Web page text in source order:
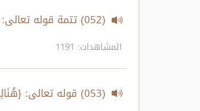
(052) تتمة قوله تعالى: {فَتَقَبَّلَهَا رَبُّهَا بِقَبُولٍ حَسَنٍ...} الآية
المشاهدات: 1191
(053) قوله تعالى: {هُنَالِكَ دَعَا زَكَرِيَّا رَبَّهُ...} الآية